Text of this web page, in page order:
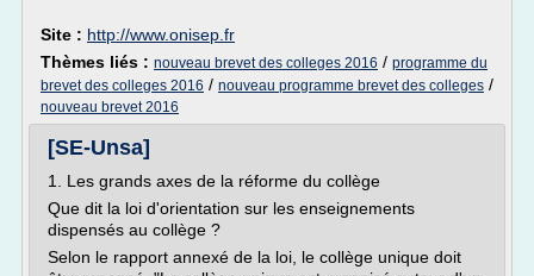
Site : http://www.onisep.fr
Thèmes liés : nouveau brevet des colleges 2016 / programme du
brevet des colleges 2016 / nouveau programme brevet des colleges /
nouveau brevet 2016
[SE-Unsa]
1. Les grands axes de la réforme du collège
Que dit la loi d'orientation sur les enseignements
dispensés au collège ?
Selon le rapport annexé de la loi, le collège unique doit